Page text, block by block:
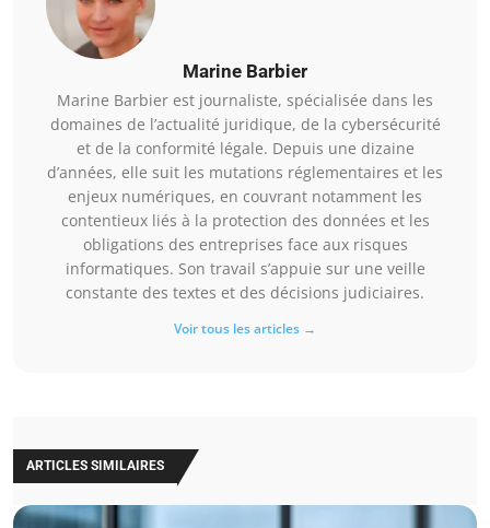
Marine Barbier
Marine Barbier est journaliste, spécialisée dans les
domaines de l’actualité juridique, de la cybersécurité
et de la conformité légale. Depuis une dizaine
d’années, elle suit les mutations réglementaires et les
enjeux numériques, en couvrant notamment les
contentieux liés à la protection des données et les
obligations des entreprises face aux risques
informatiques. Son travail s’appuie sur une veille
constante des textes et des décisions judiciaires.
Voir tous les articles →
ARTICLES SIMILAIRES